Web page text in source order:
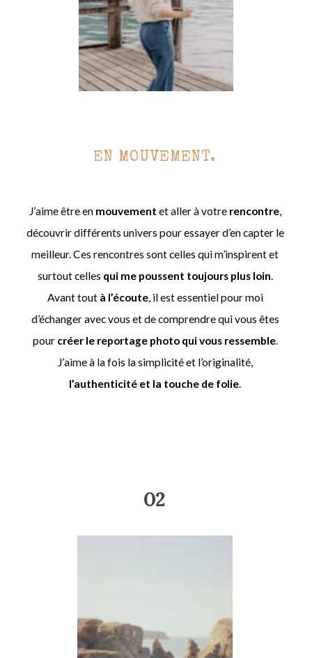
EN MOUVEMENT.
J’aime être en mouvement et aller à votre rencontre,
découvrir différents univers pour essayer d’en capter le
meilleur. Ces rencontres sont celles qui m’inspirent et
surtout celles qui me poussent toujours plus loin.
Avant tout à l’écoute, il est essentiel pour moi
d’échanger avec vous et de comprendre qui vous êtes
pour créer le reportage photo qui vous ressemble.
J’aime à la fois la simplicité et l’originalité,
l’authenticité et la touche de folie.
02